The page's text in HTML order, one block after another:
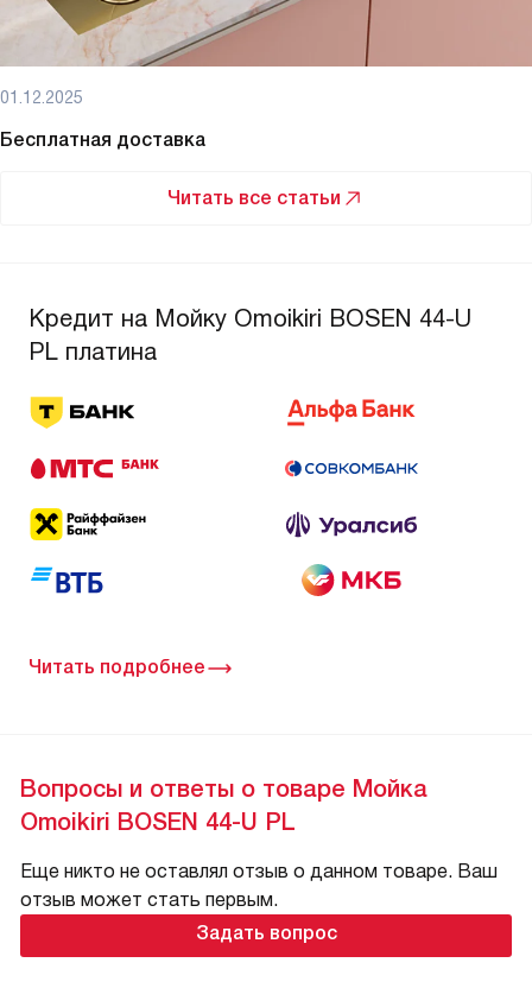
01.12.2025
Бесплатная доставка
Читать все статьи
Кредит на Мойку Omoikiri BOSEN 44-U
PL платина
Читать подробнее
Вопросы и ответы о товаре Мойка
Omoikiri BOSEN 44-U PL
Еще никто не оставлял отзыв о данном товаре. Ваш
отзыв может стать первым.
Задать вопрос